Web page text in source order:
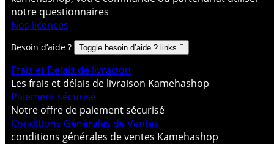
notre questionnaires
Nos licences
Besoin d’aide ? Toggle besoin d’aide ? links 
Frais et Delais de livraison
Les frais et délais de livraison Kamehashop
Paiement sécurisé
Notre offre de paiement sécurisé
Conditions Générales de Ventes
conditions générales de ventes Kamehashop